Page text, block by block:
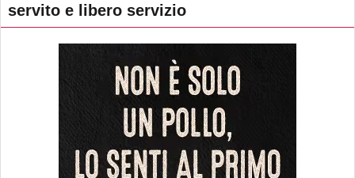
servito e libero servizio